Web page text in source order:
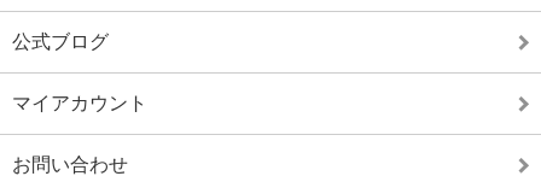
公式ブログ
マイアカウント
お問い合わせ